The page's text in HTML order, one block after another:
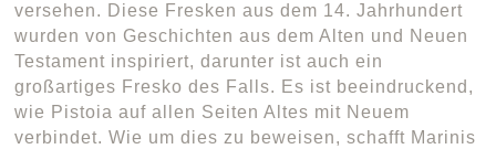
versehen. Diese Fresken aus dem 14. Jahrhundert
wurden von Geschichten aus dem Alten und Neuen
Testament inspiriert, darunter ist auch ein
großartiges Fresko des Falls. Es ist beeindruckend,
wie Pistoia auf allen Seiten Altes mit Neuem
verbindet. Wie um dies zu beweisen, schafft Marinis